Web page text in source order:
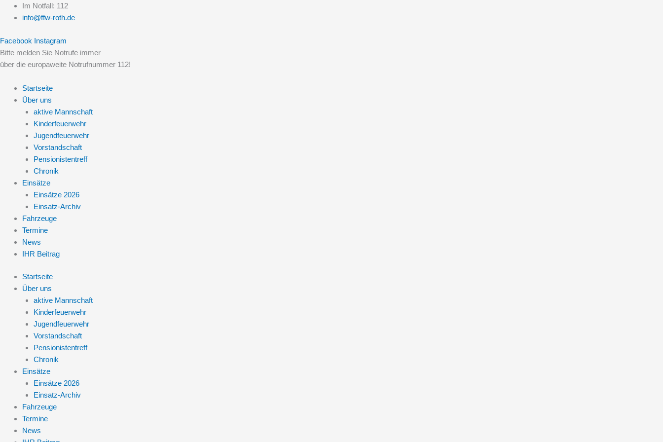
Inhalt
Im Notfall: 112
info@ffw-roth.de
Facebook Instagram
Bitte melden Sie Notrufe immer
über die europaweite Notrufnummer 112!
Startseite
Über uns
aktive Mannschaft
Kinderfeuerwehr
Jugendfeuerwehr
Vorstandschaft
Pensionistentreff
Chronik
Einsätze
Einsätze 2026
Einsatz-Archiv
Fahrzeuge
Termine
News
IHR Beitrag
Startseite
Über uns
aktive Mannschaft
Kinderfeuerwehr
Jugendfeuerwehr
Vorstandschaft
Pensionistentreff
Chronik
Einsätze
Einsätze 2026
Einsatz-Archiv
Fahrzeuge
Termine
News